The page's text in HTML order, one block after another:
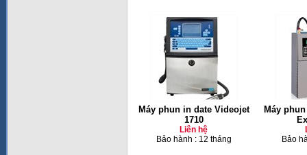
Máy phun in date Videojet
1710
Liên hệ
Bảo hành : 12 tháng
Máy
Bảo